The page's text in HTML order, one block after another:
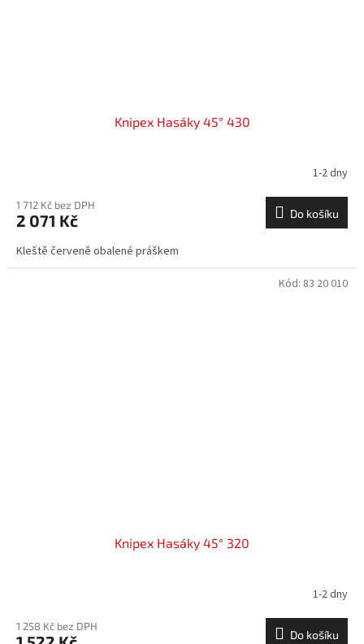
Knipex Hasáky 45° 430
1-2 dny
1 712 Kč bez DPH
2 071 Kč Do košíku
Kleště červeně obalené práškem
Knipex Hasáky 45° 320
1-2 dny
1 258 Kč bez DPH
Do košíku
Kód: 83 20 010